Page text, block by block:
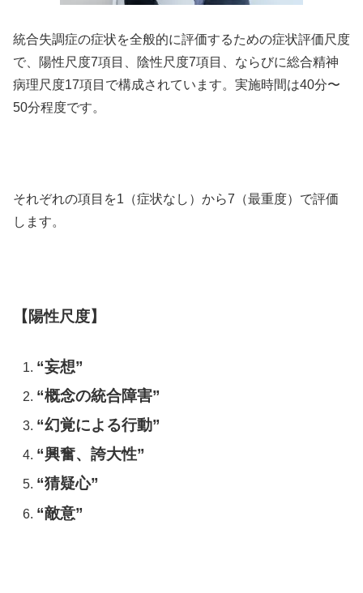
統合失調症の症状を全般的に評価するための症状評価尺度
で、陽性尺度7項目、陰性尺度7項目、ならびに総合精神
病理尺度17項目で構成されています。実施時間は40分〜
50分程度です。
それぞれの項目を1（症状なし）から7（最重度）で評価
します。
【陽性尺度】
“妄想”
“概念の統合障害”
“幻覚による行動”
“興奮、誇大性”
“猜疑心”
“敵意”